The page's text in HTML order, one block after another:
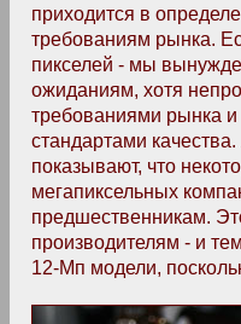
приходится в
требованиям рынка.
пикселей - мы
ожиданиям, хотя
требованиями рынка
стандартами
показывают, что
мегапиксельных
предшественникам.
производителям - и
12-Мп модели,